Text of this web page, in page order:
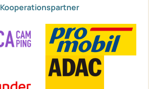
Kooperationspartner